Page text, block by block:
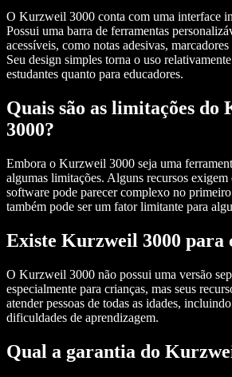
O Kurzweil 3000 conta com uma interface
Possui uma barra de ferramentas
acessíveis, como notas adesivas,
Seu design simples torna o uso
estudantes quanto para educadores.
Quais são as limitações do
3000?
Embora o Kurzweil 3000 seja uma
algumas limitações. Alguns recursos
software pode parecer complexo no
também pode ser um fator limitante para
Existe Kurzweil 3000 para
O Kurzweil 3000 não possui uma versão
especialmente para crianças, mas seus
atender pessoas de todas as idades,
dificuldades de aprendizagem.
Qual a garantia do